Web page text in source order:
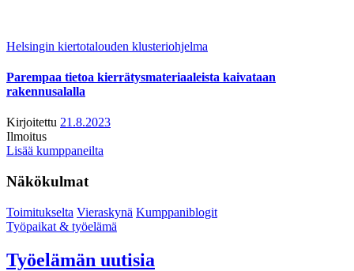
Helsingin kiertotalouden klusteriohjelma
Parempaa tietoa kierrätysmateriaaleista kaivataan
rakennusalalla
Kirjoitettu 21.8.2023
Ilmoitus
Lisää kumppaneilta
Näkökulmat
Toimitukselta Vieraskynä Kumppaniblogit
Työpaikat & työelämä
Työelämän uutisia